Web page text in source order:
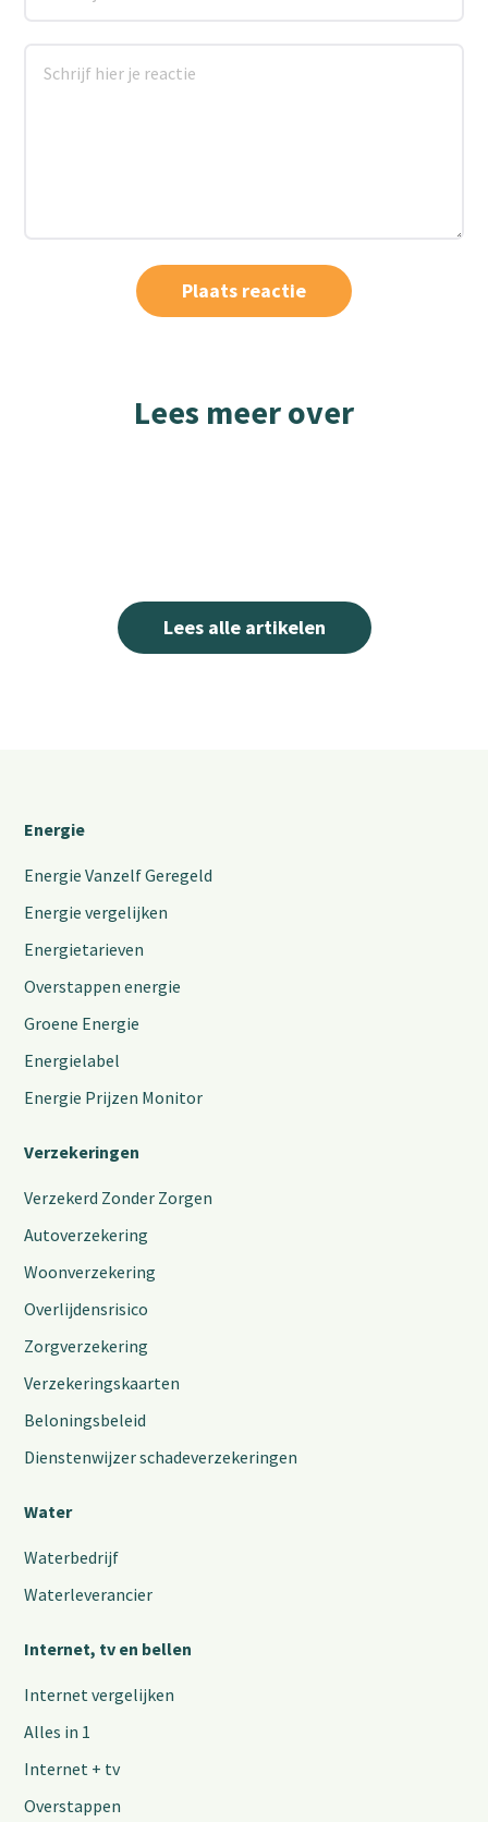
Lees meer over
Lees alle artikelen
Energie
Energie Vanzelf Geregeld
Energie vergelijken
Energietarieven
Overstappen energie
Groene Energie
Energielabel
Energie Prijzen Monitor
Verzekeringen
Verzekerd Zonder Zorgen
Autoverzekering
Woonverzekering
Overlijdensrisico
Zorgverzekering
Verzekeringskaarten
Beloningsbeleid
Dienstenwijzer schadeverzekeringen
Water
Waterbedrijf
Waterleverancier
Internet, tv en bellen
Internet vergelijken
Alles in 1
Internet + tv
Overstappen